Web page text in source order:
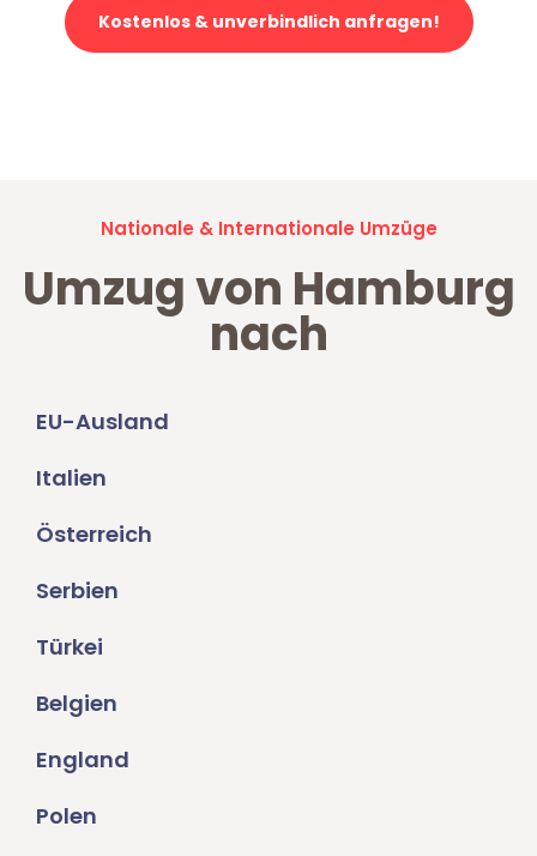
Kostenlos & unverbindlich anfragen!
Nationale & Internationale Umzüge
Umzug von Hamburg
nach
EU-Ausland
Italien
Österreich
Serbien
Türkei
Belgien
England
Polen